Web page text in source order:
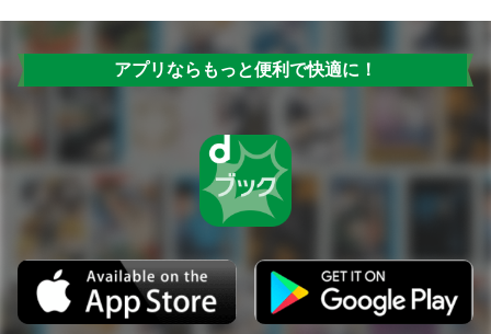
アプリならもっと便利で快適に！